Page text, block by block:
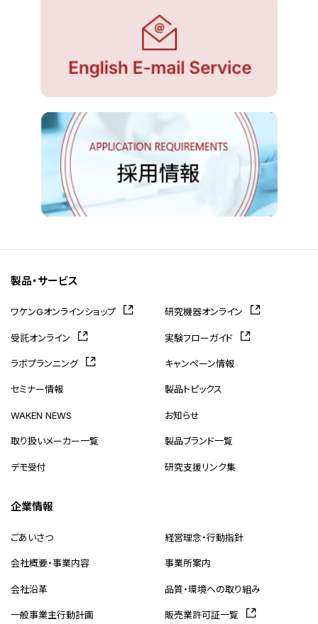
製品・サービス
ワケンGオンラインショップ 研究機器オンライン
受託オンライン 実験フローガイド
ラボプランニング キャンペーン情報
セミナー情報 製品トピックス
WAKEN NEWS お知らせ
取り扱いメーカー一覧 製品ブランド一覧
デモ受付 研究支援リンク集
企業情報
ごあいさつ 経営理念・行動指針
会社概要・事業内容 事業所案内
会社沿革 品質・環境への取り組み
一般事業主行動計画 販売業許可証一覧